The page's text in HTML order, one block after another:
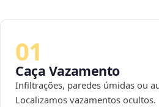
01
Caça Vazamento
Infiltrações, paredes úmidas ou
Localizamos vazamentos ocultos.